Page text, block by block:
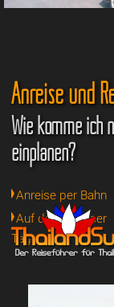
Anreise und
Wie komme ich
einplanen?
Anreise per Bahn
Auf dem Wasser
Tage